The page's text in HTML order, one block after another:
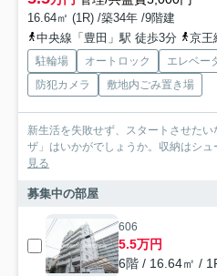
16.64㎡ (1R) /築34年 /9階建
中央線「豊田」駅 徒歩3分
京王
駐輪場 オートロック エレベー
防犯カメラ
敷地内ごみ置き場
新生活を失敗せず、スタートさせた
ザ」はいかがでしょうか。収納はシ
見る
募集中の部屋
606
5.5万円
6階 / 16.64㎡ /